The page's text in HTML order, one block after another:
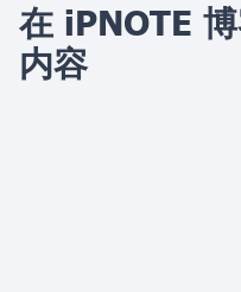
在 iPNOTE
内容